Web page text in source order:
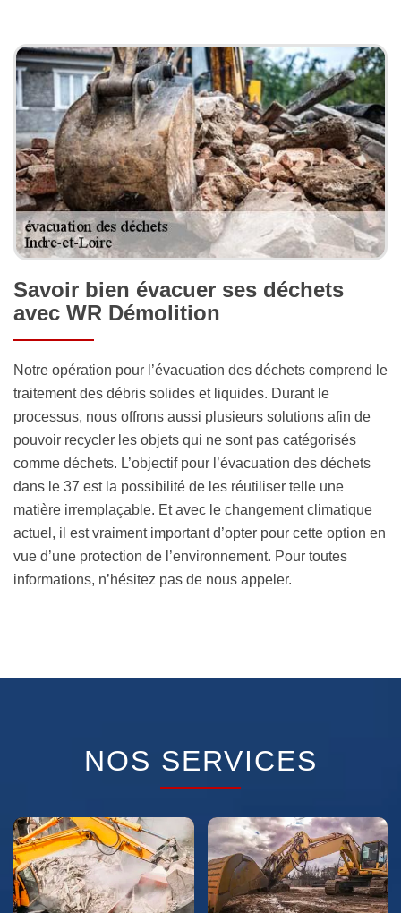
Savoir bien évacuer ses déchets
avec WR Démolition
Notre opération pour l’évacuation des déchets comprend le
traitement des débris solides et liquides. Durant le
processus, nous offrons aussi plusieurs solutions afin de
pouvoir recycler les objets qui ne sont pas catégorisés
comme déchets. L’objectif pour l’évacuation des déchets
dans le 37 est la possibilité de les réutiliser telle une
matière irremplaçable. Et avec le changement climatique
actuel, il est vraiment important d’opter pour cette option en
vue d’une protection de l’environnement. Pour toutes
informations, n’hésitez pas de nous appeler.
NOS SERVICES